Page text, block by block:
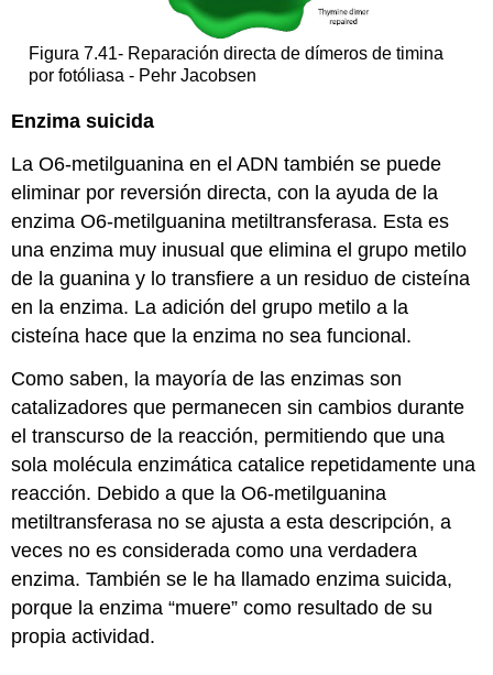
Figura 7.41- Reparación directa de dímeros de timina
por fotóliasa - Pehr Jacobsen
Enzima suicida
La O6-metilguanina en el ADN también se puede
eliminar por reversión directa, con la ayuda de la
enzima O6-metilguanina metiltransferasa. Esta es
una enzima muy inusual que elimina el grupo metilo
de la guanina y lo transfiere a un residuo de cisteína
en la enzima. La adición del grupo metilo a la
cisteína hace que la enzima no sea funcional.
Como saben, la mayoría de las enzimas son
catalizadores que permanecen sin cambios durante
el transcurso de la reacción, permitiendo que una
sola molécula enzimática catalice repetidamente una
reacción. Debido a que la O6-metilguanina
metiltransferasa no se ajusta a esta descripción, a
veces no es considerada como una verdadera
enzima. También se le ha llamado enzima suicida,
porque la enzima “muere” como resultado de su
propia actividad.